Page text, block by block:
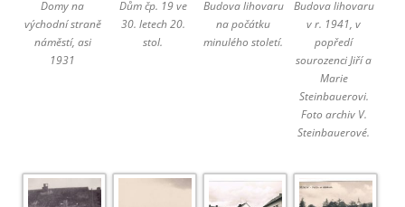
Domy na
východní straně
náměstí, asi
1931
Dům čp. 19 ve
30. letech 20.
stol.
Budova lihovaru
na počátku
minulého století.
Budova lihovaru
v r. 1941, v
popředí
sourozenci Jiří a
Marie
Steinbauerovi.
Foto archiv V.
Steinbauerové.